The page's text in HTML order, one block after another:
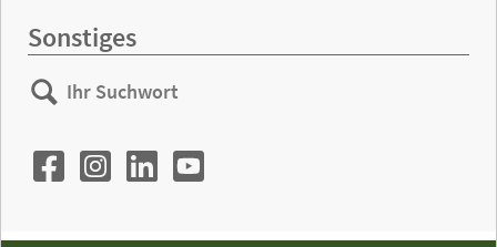
Sonstiges
Ihr
Suchwort
Suchen